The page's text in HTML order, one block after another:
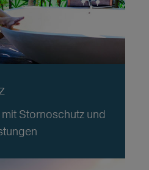
Stornoschutz und